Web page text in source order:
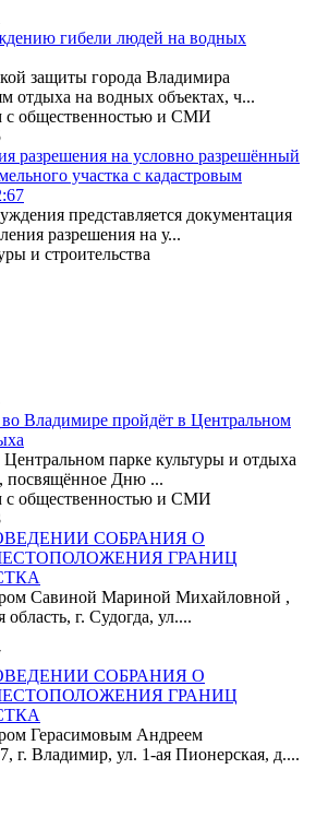
гибели людей на водных
защиты города Владимира
отдыха на водных объектах, ч...
с общественностью и СМИ
разрешения на условно разрешённый
участка с кадастровым
представляется документация
разрешения на у...
и строительства
Владимире пройдёт в Центральном
Центральном парке культуры и отдыха
посвящённое Дню ...
с общественностью и СМИ
СОБРАНИЯ О
ГРАНИЦ
Савиной Мариной Михайловной ,
г. Судогда, ул....
СОБРАНИЯ О
ГРАНИЦ
Герасимовым Андреем
г. Владимир, ул. 1-ая Пионерская, д....